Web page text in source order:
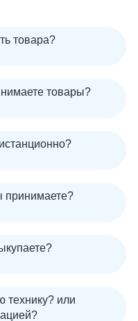
товара?
товары?
принимаете?
технику? или